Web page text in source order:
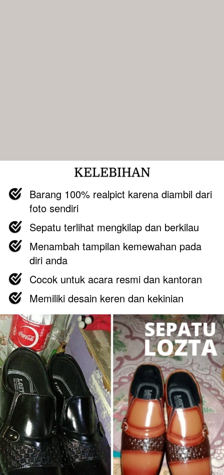
KELEBIHAN
Barang 100% realpict karena diambil dari
foto sendiri
Sepatu terlihat mengkilap dan berkilau
Menambah tampilan kemewahan pada
diri anda
Cocok untuk acara resmi dan kantoran
Memiliki desain keren dan kekinian